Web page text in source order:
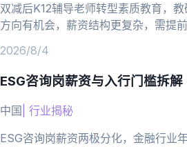
双减后K12辅导老师转型素质教育，
方向有机会，薪资结构更复杂，需提
2026/8/4
ESG咨询岗薪资与入行门槛拆解
中国 行业揭秘
ESG咨询岗薪资两极分化，金融行业